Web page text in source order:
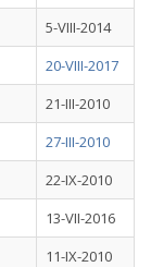
5-VIII-2014
20-VIII-2017
21-III-2010
27-III-2010
22-IX-2010
13-VII-2016
11-IX-2010